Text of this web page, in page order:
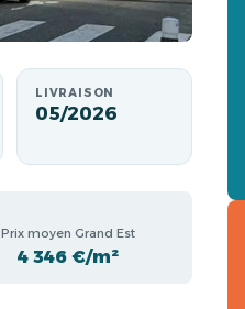
LIVRAISON
05/2026
Prix moyen Grand Est
4 346 €/m²